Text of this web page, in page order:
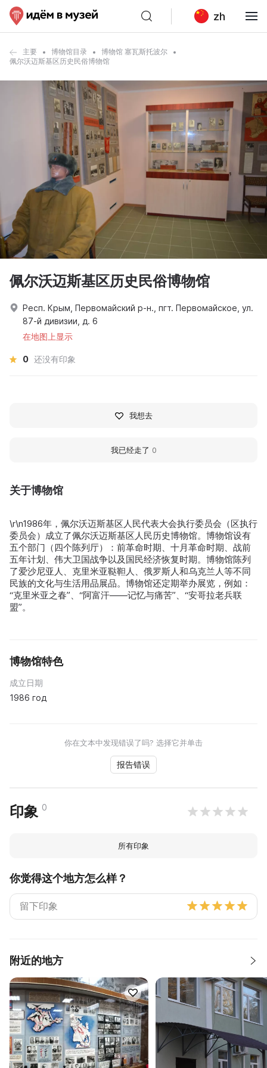
zh
主要 博物馆目录
博物馆 塞瓦斯托波尔
佩尔沃迈斯基区历史民俗博物馆
关于博物馆
\r\n1986年，佩尔沃迈斯基区人民代表大会执行委员会（区执行
委员会）成立了佩尔沃迈斯基区人民历史博物馆。博物馆设有
五个部门（四个陈列厅）：前革命时期、十月革命时期、战前
五年计划、伟大卫国战争以及国民经济恢复时期。博物馆陈列
了爱沙尼亚人、克里米亚鞑靼人、俄罗斯人和乌克兰人等不同
民族的文化与生活用品展品。博物馆还定期举办展览，例如：
“克里米亚之春”、“阿富汗——记忆与痛苦”、“安哥拉老兵联
盟”。
博物馆特色
成立日期
1986 год
你在文本中发现错误了吗? 选择它并单击
报告错误
印象 0
所有印象
你觉得这个地方怎么样？
附近的地方
佩尔沃迈斯基区历史民俗博物馆
Респ. Крым, Первомайский р-н., пгт. Первомайское, ул.
87-й дивизии, д. 6
在地图上显示
0 还没有印象
我想去
我已经走了 0